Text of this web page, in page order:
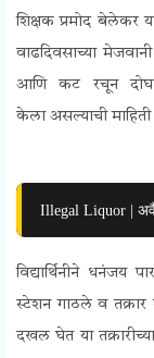
शिक्षक प्रमोद बेलेकर
वाढदिवसाच्या
आणि कट रचून
केला असल्याची
Illegal Liquor |
विद्यार्थिनीने धनंजय
स्टेशन गाठले व तक्रार
दखल घेत या